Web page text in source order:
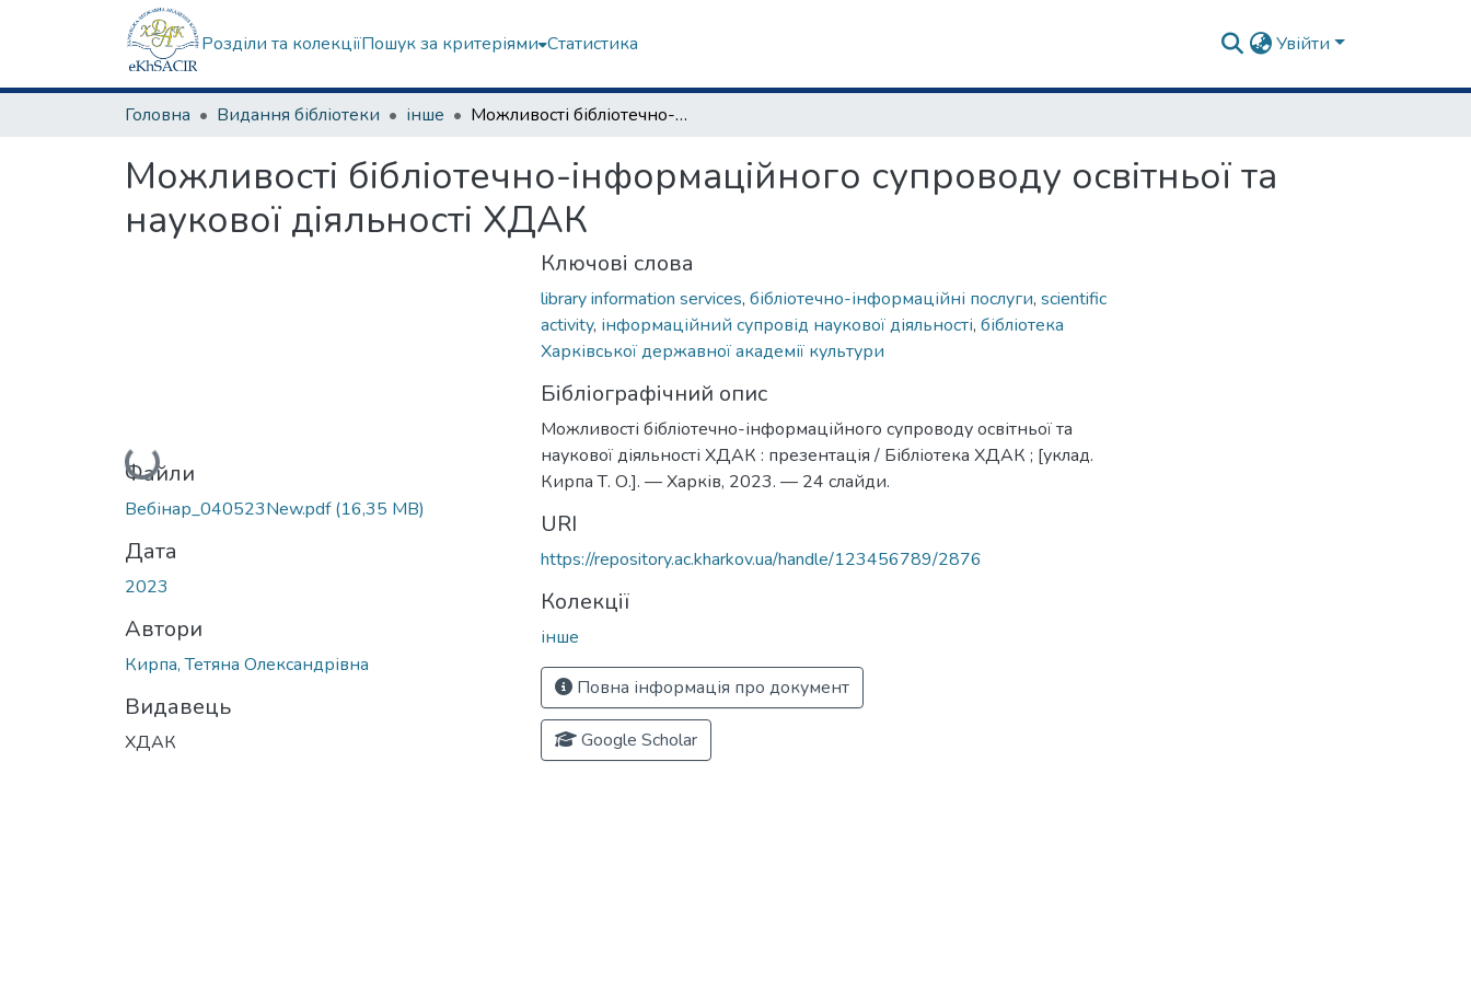
Розділи та колекціїПошук за критеріями Статистика Увійти
Головна Видання бібліотеки інше Можливості бібліотечно-інформаційного супроводу освітньої та наукової діяльності ХДАК
Можливості бібліотечно-інформаційного супроводу освітньої та
наукової діяльності ХДАК
Вантажиться...
Файли
Вебінар_040523New.pdf(16,35 MB)
Дата
2023
Автори
Кирпа, Тетяна Олександрівна
Видавець
ХДАК
Ключові слова
library information services, бібліотечно-інформаційні послуги, scientific
activity, інформаційний супровід наукової діяльності, бібліотека
Харківської державної академії культури
Бібліографічний опис
Можливості бібліотечно-інформаційного супроводу освітньої та
наукової діяльності ХДАК : презентація / Бібліотека ХДАК ; [уклад.
Кирпа Т. О.]. — Харків, 2023. — 24 слайди.
URI
https://repository.ac.kharkov.ua/handle/123456789/2876
Колекції
інше
Повна інформація про документ
Google Scholar